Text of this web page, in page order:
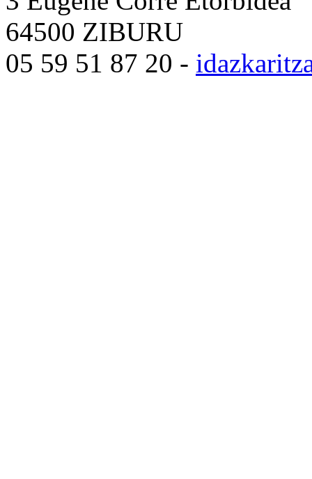
64500 ZIBURU
05 59 51 87 20 -